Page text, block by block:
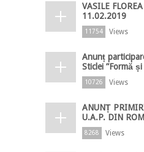
VASILE
11.02.2019
11754 Views
Anunț
Sticlei ”Formă
10726 Views
ANUNȚ
U.A.P. DIN
8268 Views